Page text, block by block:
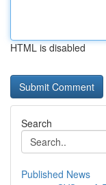
HTML is disabled
Search
Published News